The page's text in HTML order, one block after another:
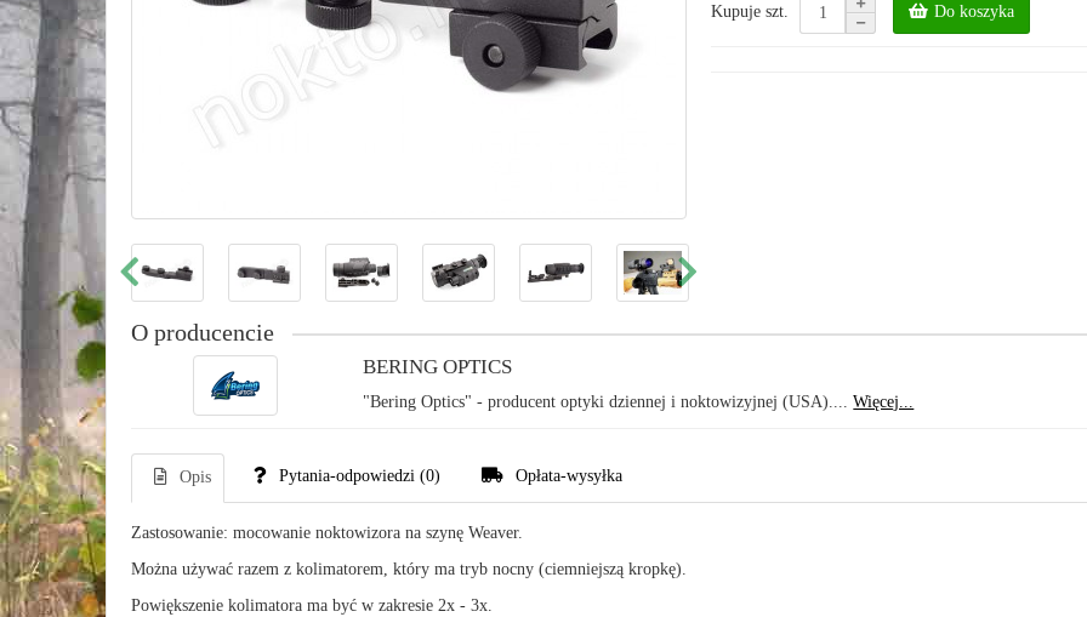
Kupuje szt. Do koszyka
O producencie
BERING OPTICS
"Bering Optics" - producent optyki dziennej i noktowizyjnej (USA)....Więcej...
Opis Pytania-odpowiedzi (0) Opłata-wysyłka
Zastosowanie: mocowanie noktowizora na szynę Weaver.
Można używać razem z kolimatorem, który ma tryb nocny (ciemniejszą kropkę).
Powiększenie kolimatora ma być w zakresie 2x - 3x.